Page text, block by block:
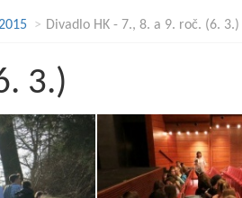
Divadlo HK - 7., 8. a 9. roč. (6. 3.)
3.)